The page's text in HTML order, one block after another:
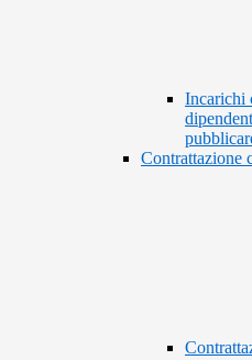
Incarichi
Contrattazione